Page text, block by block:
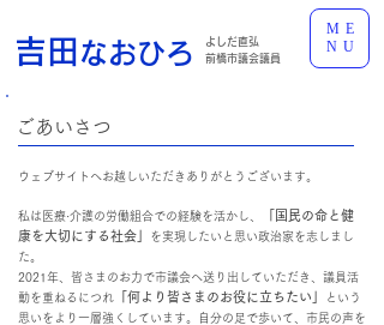
ME
NU
吉田 なおひろ
よしだ直弘
前橋市議会議員
​ごあいさつ
ウェブサイトへお越しいただきありがとうございます。
私は医療·介護の労働組合での経験を活かし、
「国民の命と健
康を大切にする社会」
を実現したいと思い政治家を志しまし
た。
2021年、皆さまのお力で市議会へ送り出していただき、議員活
動を重ねるにつれ 「何より皆さまのお役に立ちたい」
という
思いをより一層強くしています。
自分の足で歩いて、市民の声を